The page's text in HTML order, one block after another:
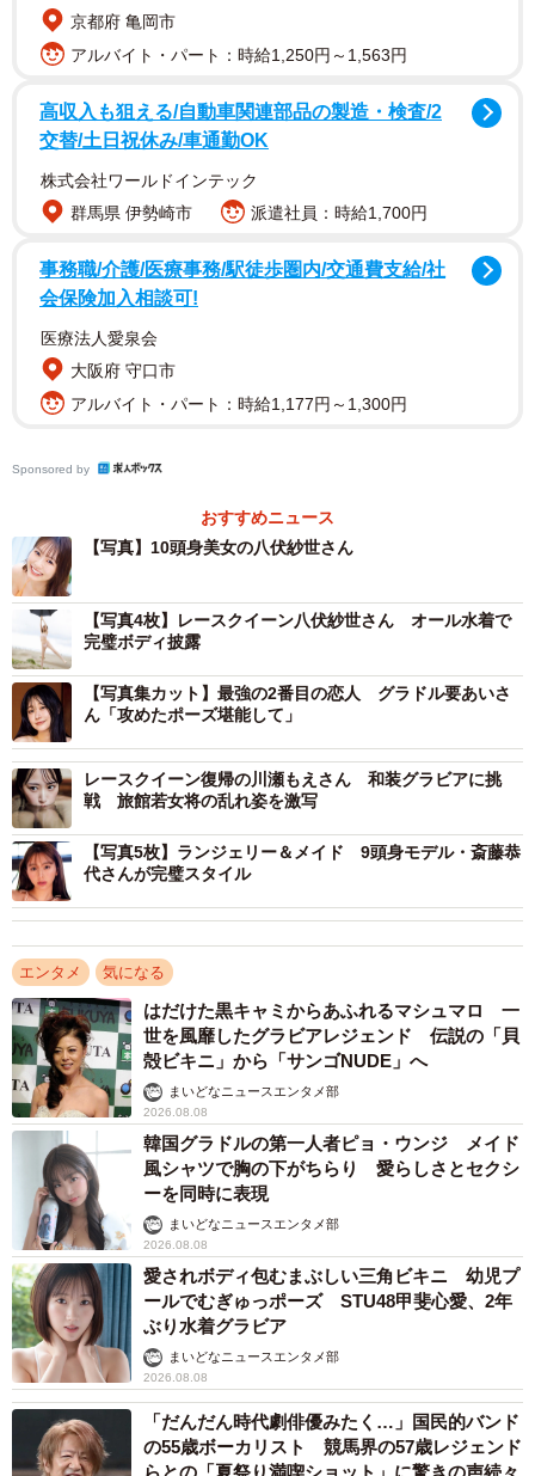
京都府 亀岡市
アルバイト・パート：時給1,250円～1,563円
高収入も狙える/自動車関連部品の製造・検査/2
交替/土日祝休み/車通勤OK
株式会社ワールドインテック
群馬県 伊勢崎市
派遣社員：時給1,700円
事務職/介護/医療事務/駅徒歩圏内/交通費支給/社
会保険加入相談可!
医療法人愛泉会
大阪府 守口市
アルバイト・パート：時給1,177円～1,300円
Sponsored by
おすすめニュース
【写真】10頭身美女の八伏紗世さん
【写真4枚】レースクイーン八伏紗世さん オール水着で
完璧ボディ披露
【写真集カット】最強の2番目の恋人 グラドル要あいさ
ん「攻めたポーズ堪能して」
レースクイーン復帰の川瀬もえさん 和装グラビアに挑
戦 旅館若女将の乱れ姿を激写
【写真5枚】ランジェリー＆メイド 9頭身モデル・斎藤恭
代さんが完璧スタイル
エンタメ 気になる
はだけた黒キャミからあふれるマシュマロ 一
世を風靡したグラビアレジェンド 伝説の「貝
殻ビキニ」から「サンゴNUDE」へ
まいどなニュースエンタメ部
2026.08.08
韓国グラドルの第一人者ピョ・ウンジ メイド
風シャツで胸の下がちらり 愛らしさとセクシ
ーを同時に表現
まいどなニュースエンタメ部
2026.08.08
愛されボディ包むまぶしい三角ビキニ 幼児プ
ールでむぎゅっポーズ STU48甲斐心愛、2年
ぶり水着グラビア
まいどなニュースエンタメ部
2026.08.08
「だんだん時代劇俳優みたく…」国民的バンド
の55歳ボーカリスト 競馬界の57歳レジェンド
らとの「夏祭り満喫ショット」に驚きの声続々